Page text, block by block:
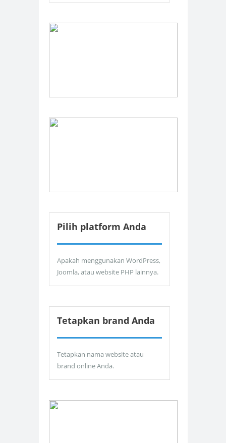
Pilih platform Anda
Apakah menggunakan WordPress,
Joomla, atau website PHP lainnya.
Tetapkan brand Anda
Tetapkan nama website atau
brand online Anda.